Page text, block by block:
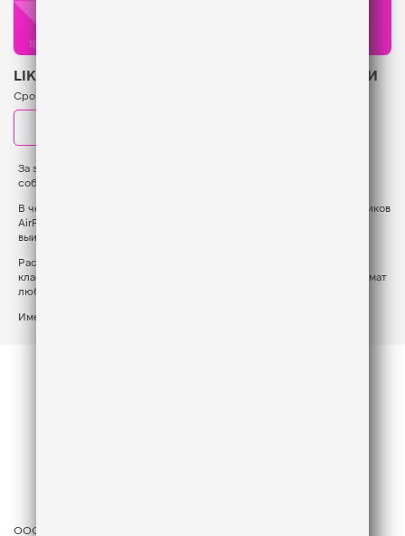
LIKE FM 10 ЛЕТ: РАЗЫГРЫВАЕМ КРУТЫЕ ПОДАРКИ
Сроки акции c 16.03.2025 до 11.04.2025
За это время мы подарили вам море музыки, концертов и ярких
событий. Спасибо, что остаётесь с нами!
В честь 10-летия мы разыгрываем: 5 колонок Яндекс, 4 пары наушников
AirPods Max и главный приз – iPhone 16! Что нужно сделать, чтобы
выиграть?
Расскажи под закрепленным постом в
классных событиях, которые приключились с тобой за 10 лет! Формат
любой, фото, видео, текст – выбирайте сами!
Имена 10 счастливчиков объявим уже 11 апреля.
ООО «ГПМ Радио», 2026